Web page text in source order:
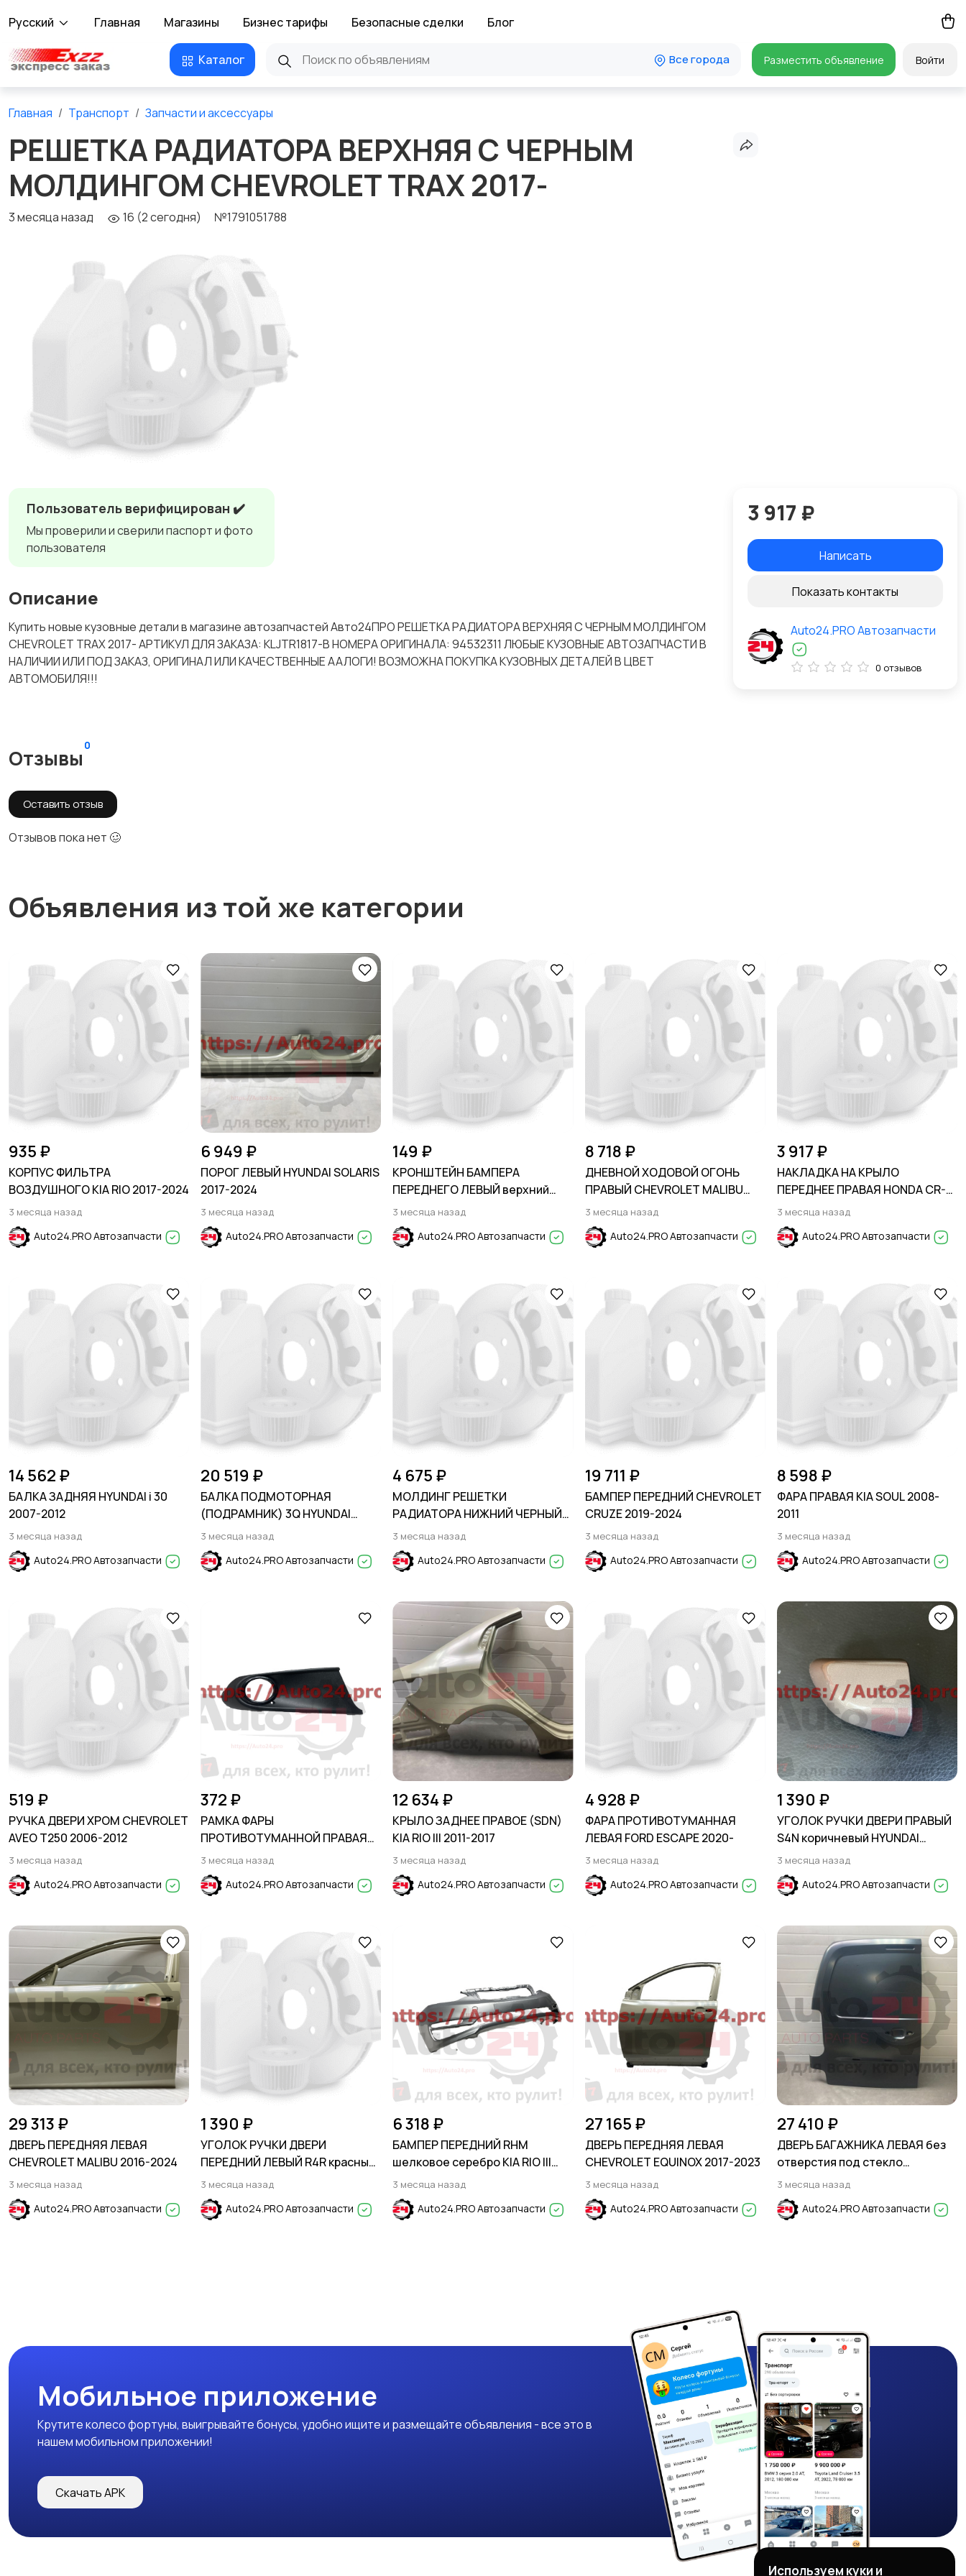
Русский Главная Магазины Бизнес тарифы Безопасные сделки Блог
Каталог Все города Разместить объявление Войти
Главная Транспорт Запчасти и аксессуары
РЕШЕТКА РАДИАТОРА ВЕРХНЯЯ С ЧЕРНЫМ
МОЛДИНГОМ CHEVROLET TRAX 2017-
3 месяца назад 16 (2 сегодня) №1791051788
Пользователь верифицирован ✔️
Мы проверили и сверили паспорт и фото
пользователя
Описание
Купить новые кузовные детали в магазине автозапчастей Авто24ПРО РЕШЕТКА РАДИАТОРА ВЕРХНЯЯ С ЧЕРНЫМ МОЛДИНГОМ
CHEVROLET TRAX 2017- АРТИКУЛ ДЛЯ ЗАКАЗА: KLJTR1817-B НОМЕРА ОРИГИНАЛА: 94532311 ЛЮБЫЕ КУЗОВНЫЕ АВТОЗАПЧАСТИ В
НАЛИЧИИ ИЛИ ПОД ЗАКАЗ, ОРИГИНАЛ ИЛИ КАЧЕСТВЕННЫЕ ААЛОГИ! ВОЗМОЖНА ПОКУПКА КУЗОВНЫХ ДЕТАЛЕЙ В ЦВЕТ
АВТОМОБИЛЯ!!!
Отзывы
0
Оставить отзыв
Отзывов пока нет 🥴
3 917 ₽
Написать
Показать контакты
Auto24.PRO Автозапчасти
0 отзывов
Объявления из той же категории
935 ₽
КОРПУС ФИЛЬТРА
ВОЗДУШНОГО KIA RIO 2017-2024
3 месяца назад
Auto24.PRO Автозапчасти
6 949 ₽
ПОРОГ ЛЕВЫЙ HYUNDAI SOLARIS
2017-2024
3 месяца назад
Auto24.PRO Автозапчасти
149 ₽
КРОНШТЕЙН БАМПЕРА
ПЕРЕДНЕГО ЛЕВЫЙ верхний
HYUNDAI SOLARIS 2011-2014
3 месяца назад
Auto24.PRO Автозапчасти
8 718 ₽
ДНЕВНОЙ ХОДОВОЙ ОГОНЬ
ПРАВЫЙ CHEVROLET MALIBU
2016-2018
3 месяца назад
Auto24.PRO Автозапчасти
3 917 ₽
НАКЛАДКА НА КРЫЛО
ПЕРЕДНЕЕ ПРАВАЯ HONDA CR-V
2023-
3 месяца назад
Auto24.PRO Автозапчасти
14 562 ₽
БАЛКА ЗАДНЯЯ HYUNDAI i 30
2007-2012
3 месяца назад
Auto24.PRO Автозапчасти
20 519 ₽
БАЛКА ПОДМОТОРНАЯ
(ПОДРАМНИК) 3Q HYUNDAI
SONATA VI (YF) 2010-2014
3 месяца назад
Auto24.PRO Автозапчасти
4 675 ₽
МОЛДИНГ РЕШЕТКИ
РАДИАТОРА НИЖНИЙ ЧЕРНЫЙ
ГЛЯНЕЦ FORD EXPLORER 2011-
2015
3 месяца назад
Auto24.PRO Автозапчасти
19 711 ₽
БАМПЕР ПЕРЕДНИЙ CHEVROLET
CRUZE 2019-2024
3 месяца назад
Auto24.PRO Автозапчасти
8 598 ₽
ФАРА ПРАВАЯ KIA SOUL 2008-
2011
3 месяца назад
Auto24.PRO Автозапчасти
519 ₽
РУЧКА ДВЕРИ ХРОМ CHEVROLET
AVEO T250 2006-2012
3 месяца назад
Auto24.PRO Автозапчасти
372 ₽
РАМКА ФАРЫ
ПРОТИВОТУМАННОЙ ПРАВАЯ
VOLKSWAGEN POLO 2010- SDN
3 месяца назад
Auto24.PRO Автозапчасти
12 634 ₽
КРЫЛО ЗАДНЕЕ ПРАВОЕ (SDN)
KIA RIO III 2011-2017
3 месяца назад
Auto24.PRO Автозапчасти
4 928 ₽
ФАРА ПРОТИВОТУМАННАЯ
ЛЕВАЯ FORD ESCAPE 2020-
3 месяца назад
Auto24.PRO Автозапчасти
1 390 ₽
УГОЛОК РУЧКИ ДВЕРИ ПРАВЫЙ
S4N коричневый HYUNDAI
SOLARIS 2017-2024
3 месяца назад
Auto24.PRO Автозапчасти
29 313 ₽
ДВЕРЬ ПЕРЕДНЯЯ ЛЕВАЯ
CHEVROLET MALIBU 2016-2024
3 месяца назад
Auto24.PRO Автозапчасти
1 390 ₽
УГОЛОК РУЧКИ ДВЕРИ
ПЕРЕДНИЙ ЛЕВЫЙ R4R красный
HYUNDAI SOLARIS 2017-2024
3 месяца назад
Auto24.PRO Автозапчасти
6 318 ₽
БАМПЕР ПЕРЕДНИЙ RHM
шелковое серебро KIA RIO III
2015-2017
3 месяца назад
Auto24.PRO Автозапчасти
27 165 ₽
ДВЕРЬ ПЕРЕДНЯЯ ЛЕВАЯ
CHEVROLET EQUINOX 2017-2023
3 месяца назад
Auto24.PRO Автозапчасти
27 410 ₽
ДВЕРЬ БАГАЖНИКА ЛЕВАЯ без
отверстия под стекло
PEUGEOT PARTNER TEPEE B9
2008-
3 месяца назад
Auto24.PRO Автозапчасти
Мобильное приложение
Крутите колесо фортуны, выигрывайте бонусы, удобно ищите и размещайте объявления - все это в
нашем мобильном приложении!
Скачать APK
Используем куки и